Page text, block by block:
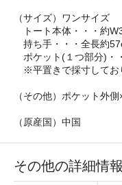
（サイズ）ワンサイズ
トート本体・・・約
持ち手・・・全長約
ポケット(１つ部分)・
※平置きで採寸してお
（その他）ポケット外側
（原産国）中国
その他の詳細情報